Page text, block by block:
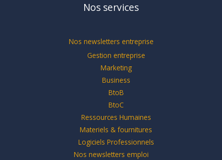
Nos services
Nos newsletters entreprise
Gestion entreprise
Marketing
Business
BtoB
BtoC
Ressources Humaines
Materiels & fournitures
Logiciels Professionnels
Nos newsletters emploi